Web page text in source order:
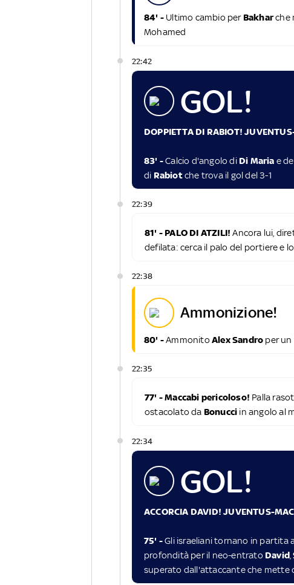
84' - Ultimo cambio per Bakharche
Mohamed
22:42
GOL!
DOPPIETTA DI RABIOT!
83' -Calcio d'angolo di Di Maria e
di Rabiotche trova il gol del 3-1
22:39
81' - PALO DI ATZILI!Ancora lui,
defilata: cerca il palo del portiere e
22:38
ammonizione!
80' -AmmonitoAlex Sandro per un
22:35
77' - Maccabi pericoloso! Palla
ostacolato da Bonucci in angolo al
22:34
GOL!
ACCORCIA DAVID! JUVENTUS-
75' -Gli israeliani tornano in partita
profondità per il neo-entrato David ,
superato dall'attaccante che mette